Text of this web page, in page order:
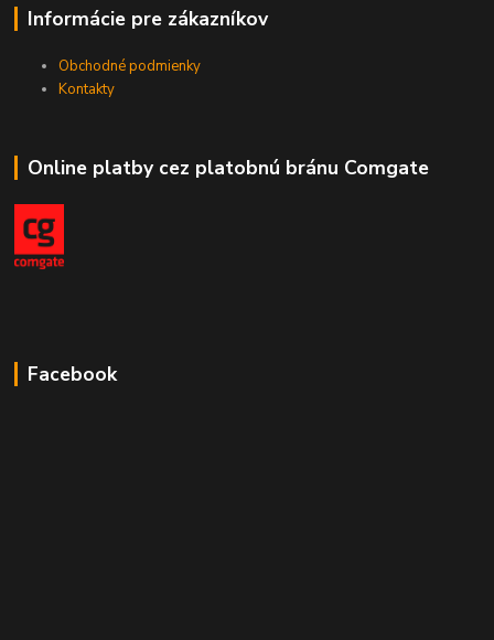
Informácie pre zákazníkov
Obchodné podmienky
Kontakty
Online platby cez platobnú bránu Comgate
Facebook